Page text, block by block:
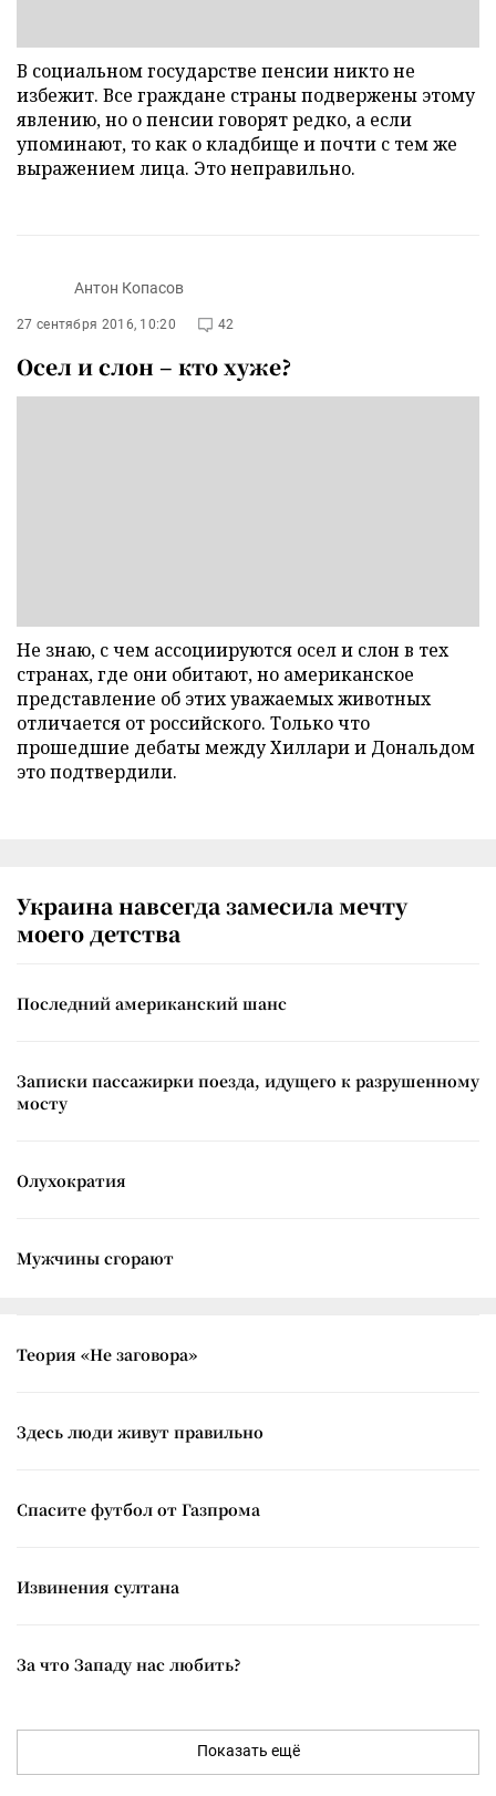
В социальном государстве пенсии никто не
избежит. Все граждане страны подвержены этому
явлению, но о пенсии говорят редко, а если
упоминают, то как о кладбище и почти с тем же
выражением лица. Это неправильно.
Антон Копасов
27 сентября 2016, 10:20 42
Осел и слон – кто хуже?
Не знаю, с чем ассоциируются осел и слон в тех
странах, где они обитают, но американское
представление об этих уважаемых животных
отличается от российского. Только что
прошедшие дебаты между Хиллари и Дональдом
это подтвердили.
Украина навсегда замесила мечту
моего детства
Последний американский шанс
Записки пассажирки поезда, идущего к разрушенному
мосту
Олухократия
Мужчины сгорают
Теория «Не заговора»
Здесь люди живут правильно
Спасите футбол от Газпрома
Извинения султана
За что Западу нас любить?
Показать ещё